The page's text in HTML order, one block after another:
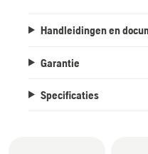
Handleidingen en
Garantie
Specificaties